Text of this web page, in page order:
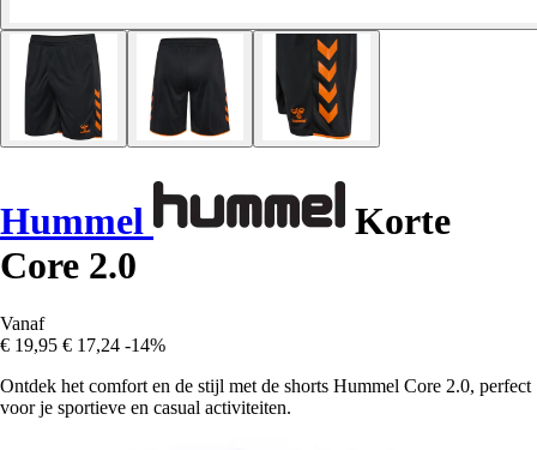
Hummel
Korte
Core 2.0
Vanaf
€ 19,95 € 17,24 -14%
Ontdek het comfort en de stijl met de shorts Hummel Core 2.0, perfect
voor je sportieve en casual activiteiten.